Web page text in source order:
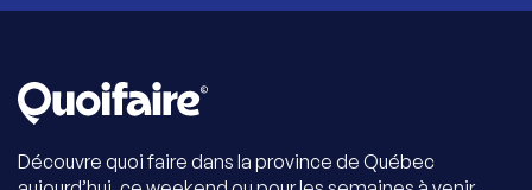
Découvre quoi faire dans la province de Québec